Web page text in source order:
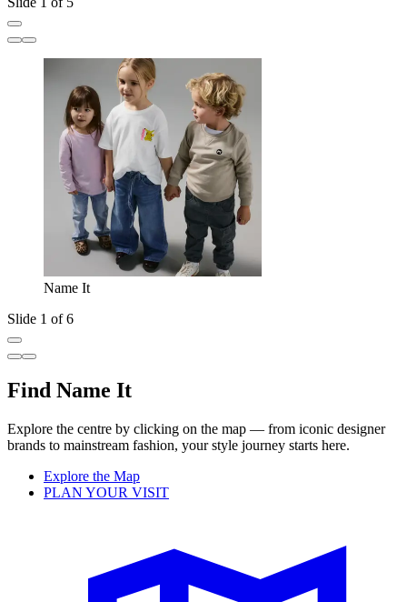
Name It
Slide 1 of 6
Find Name It
Explore the centre by clicking on the map — from iconic designer
brands to mainstream fashion, your style journey starts here.
Explore the Map
PLAN YOUR VISIT